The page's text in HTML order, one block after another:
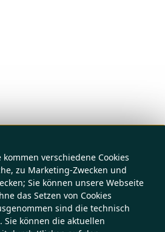
verschiedene Cookies
zu Marketing-Zwecken und
Sie können unsere Webseite
das Setzen von Cookies
sind die technisch
Sie können die aktuellen